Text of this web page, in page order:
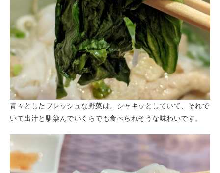
青々としたフレッシュな野菜は、シャキッとしていて、それで
いて出汁と馴染んでいくらでも食べられそうな味わいです。